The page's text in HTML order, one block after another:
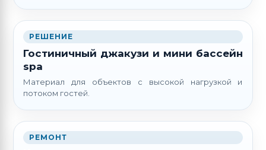
РЕШЕНИЕ
Гостиничный джакузи и мини бассейн
spa
Материал для объектов с высокой нагрузкой и
потоком гостей.
РЕМОНТ